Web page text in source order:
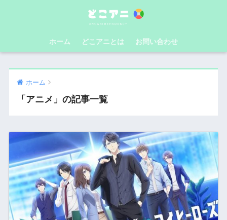
ホーム どこアニとは お問い合わせ
ホーム
「アニメ」の記事一覧